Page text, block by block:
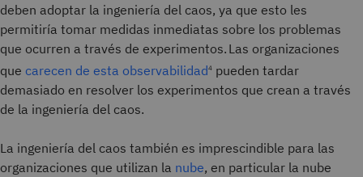
deben adoptar la ingeniería del caos, ya que esto les
permitiría tomar medidas inmediatas sobre los problemas
que ocurren a través de experimentos. Las organizaciones
que carecen de esta observabilidad4 pueden tardar
demasiado en resolver los experimentos que crean a través
de la ingeniería del caos.
La ingeniería del caos también es imprescindible para las
organizaciones que utilizan la nube, en particular la nube